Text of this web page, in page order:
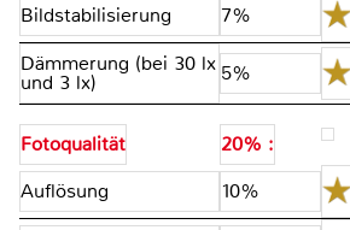
Bildstabilisierung
7%
Dämmerung (bei 30 lx
und 3 lx) 5%
Fotoqualität
20% :
Auflösung
10%